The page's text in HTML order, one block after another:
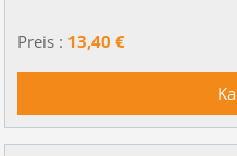
Preis : 13,40 €